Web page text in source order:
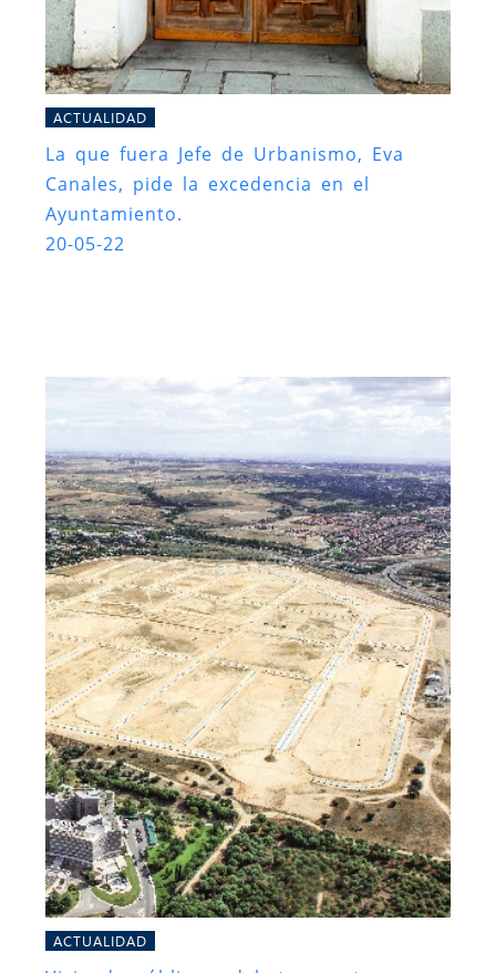
ACTUALIDAD
La que fuera Jefe de Urbanismo, Eva
Canales, pide la excedencia en el
Ayuntamiento.
20-05-22
ACTUALIDAD